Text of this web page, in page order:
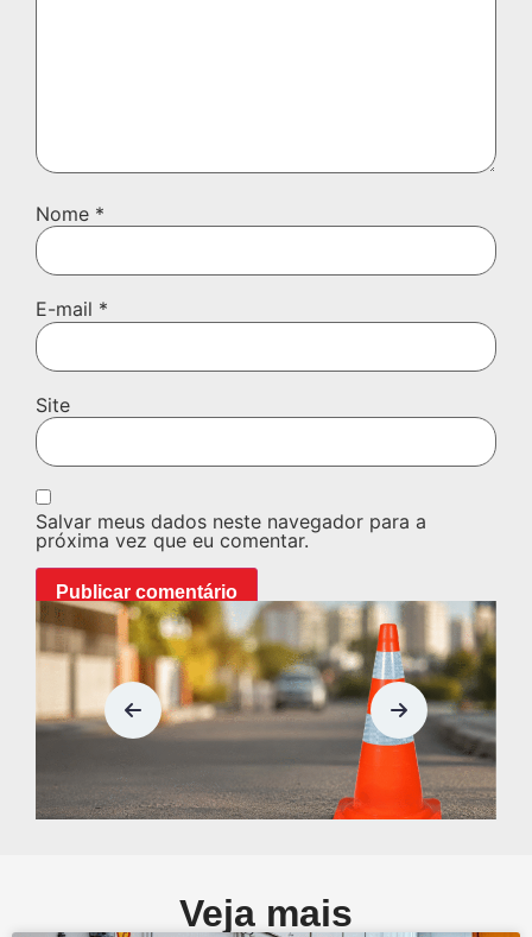
Nome *
E-mail *
Site
Salvar meus dados neste navegador para a
próxima vez que eu comentar.
Veja mais